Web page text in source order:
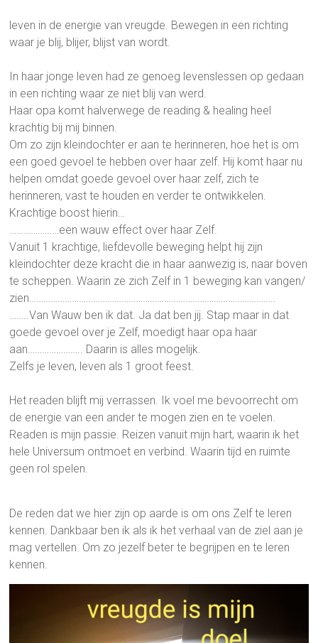
leven in de energie van vreugde. Bewegen in een richting
waar je blij, blijer, blijst van wordt.
In haar jonge leven had ze genoeg levenslessen op gedaan
in een richting waar ze niet blij van werd.
Haar opa komt halverwege de reading & healing heel
krachtig bij mij binnen.
Om zo zijn kleindochter er aan te herinneren, hoe het is om
een goed gevoel te hebben over haar zelf. Hij komt haar nu
helpen omdat goede gevoel over haar zelf, zich te
herinneren, vast te houden en verder te ontwikkelen.
Krachtige boost hierin…
…………………een wauw effect over haar Zelf.
Vanuit 1 krachtige, liefdevolle beweging helpt hij zijn
kleindochter deze kracht die in haar aanwezig is, naar boven
te scheppen. Waarin ze zich Zelf in 1 beweging kan vangen/
zien…………………………………………………………………………………………..
……..Van Wauw ben ik dat. Ja dat ben jij. Stap maar in dat
goede gevoel over je Zelf, moedigt haar opa haar
aan………………….. Daarin is alles mogelijk.
Zelfs je leven, leven als 1 groot feest.
Het readen blijft mij verrassen. Ik voel me bevoorrecht om
de energie van een ander te mogen zien en te voelen.
Readen is mijn passie. Reizen vanuit mijn hart, waarin ik het
hele Universum ontmoet en verbind. Waarin tijd en ruimte
geen rol spelen.
De reden dat we hier zijn op aarde is om ons Zelf te leren
kennen. Dankbaar ben ik als ik het verhaal van de ziel aan je
mag vertellen. Om zo jezelf beter te begrijpen en te leren
kennen.